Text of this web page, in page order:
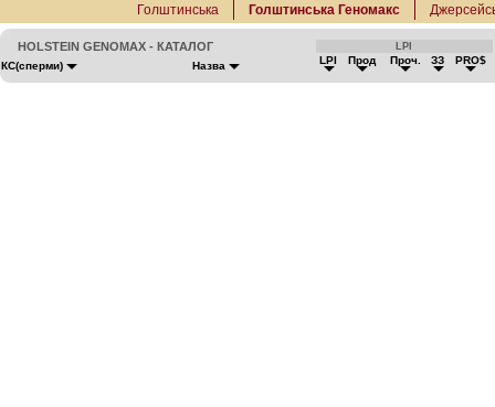
Голштинська Голштинська Геномакс
HOLSTEIN GENOMAX - КАТАЛОГ LPI
КС(сперми) Назва LPI Прод Проч. ЗЗ PRO$